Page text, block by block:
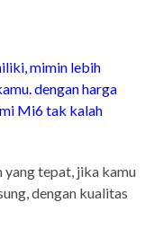
mimin lebih
dengan harga
Mi6 tak kalah
yang tepat, jika kamu
dengan kualitas